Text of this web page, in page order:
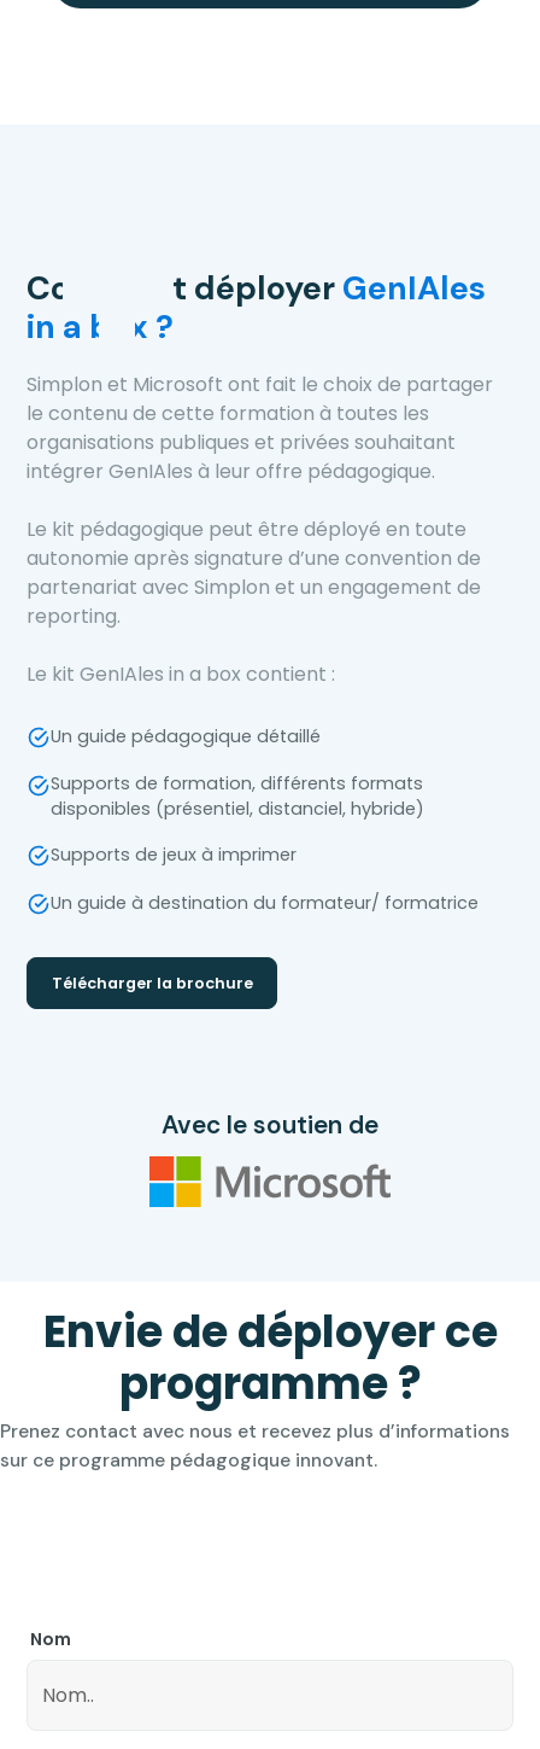
Comment déployer GenIAles
in a box ?
Simplon et Microsoft ont fait le choix de partager
le contenu de cette formation à toutes les
organisations publiques et privées souhaitant
intégrer GenIAles à leur offre pédagogique.
Le kit pédagogique peut être déployé en toute
autonomie après signature d’une convention de
partenariat avec Simplon et un engagement de
reporting.
Le kit GenIAles in a box contient :
Un guide pédagogique détaillé
Supports de formation, différents formats
disponibles (présentiel, distanciel, hybride)
Supports de jeux à imprimer
Un guide à destination du formateur/ formatrice
Télécharger la brochure
Avec le soutien de
Envie de déployer ce
programme ?
Prenez contact avec nous et recevez plus d’informations
sur ce programme pédagogique innovant.
Nom